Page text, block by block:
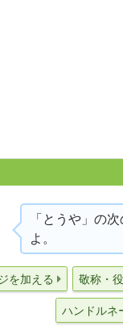
「とうや」の
よ。
を加える 敬称・
ハンドルネ